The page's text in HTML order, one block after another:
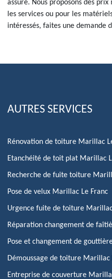
assuré. Nous proposons des
les services ou pour les
intéressés, faites une demande
AUTRES SERVICES
Rénovation de toiture Marillac
Etanchéité de toit plat Marillac
Recherche de fuite toiture
Pose de velux Marillac Le Franc
Urgence fuite de toiture
Réparation changement de
Pose et changement de
Démoussage de toiture Marillac
Entreprise de couverture